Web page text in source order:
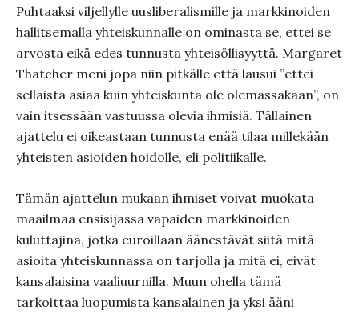
Puhtaaksi viljellylle uusliberalismille ja markkinoiden
hallitsemalla yhteiskunnalle on ominasta se, ettei se
arvosta eikä edes tunnusta yhteisöllisyyttä. Margaret
Thatcher meni jopa niin pitkälle että lausui ”ettei
sellaista asiaa kuin yhteiskunta ole olemassakaan”, on
vain itsessään vastuussa olevia ihmisiä. Tällainen
ajattelu ei oikeastaan tunnusta enää tilaa millekään
yhteisten asioiden hoidolle, eli politiikalle.
Tämän ajattelun mukaan ihmiset voivat muokata
maailmaa ensisijassa vapaiden markkinoiden
kuluttajina, jotka euroillaan äänestävät siitä mitä
asioita yhteiskunnassa on tarjolla ja mitä ei, eivät
kansalaisina vaaliuurnilla. Muun ohella tämä
tarkoittaa luopumista kansalainen ja yksi ääni